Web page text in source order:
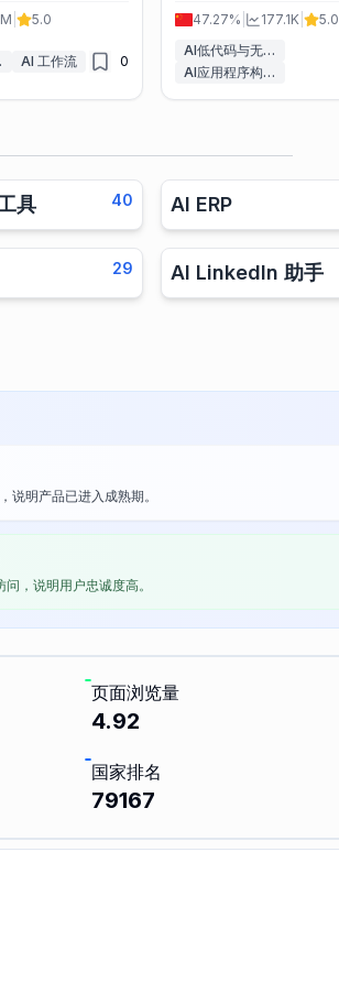
5.0
AI 工作流 0
发成本并提高效率。
47.27% 177.1K
5.0
AI低代码与无代码工具
AI应用程序构建器
具 40 AI ERP
29 AI LinkedIn 助手
说明产品已进入成熟期。
，说明用户忠诚度高。
页面浏览量
4.92
国家排名
79167